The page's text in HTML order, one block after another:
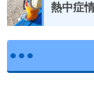
熱中症